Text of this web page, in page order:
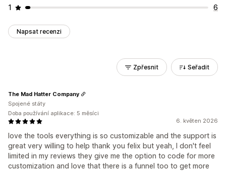
1
6
Napsat recenzi
Zpřesnit Seřadit
6. květen 2026
love the tools everything is so customizable and the support is
great very willing to help thank you felix but yeah, I don't feel
limited in my reviews they give me the option to code for more
customization and love that there is a funnel too to get more
The Mad Hatter Company
Spojené státy
Doba používání aplikace: 5 měsíci